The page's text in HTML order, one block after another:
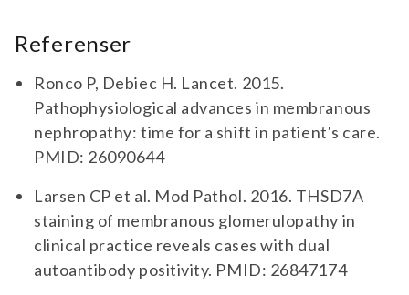
Referenser
Ronco P, Debiec H. Lancet. 2015.
Pathophysiological advances in membranous
nephropathy: time for a shift in patient's care.
PMID: 26090644
Larsen CP et al. Mod Pathol. 2016. THSD7A
staining of membranous glomerulopathy in
clinical practice reveals cases with dual
autoantibody positivity. PMID: 26847174